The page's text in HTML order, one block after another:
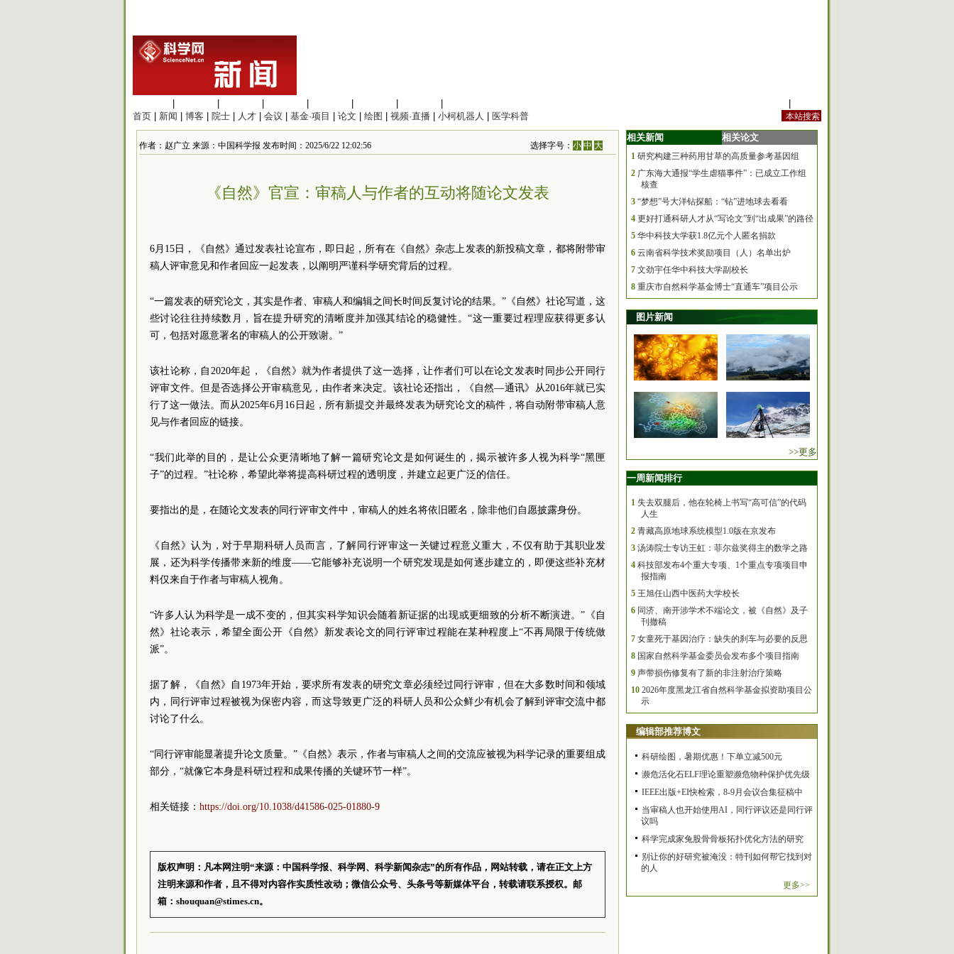
首页
新闻 博客 院士 人才 会议 基金·项目 论文 绘图 视频·直播 小柯机器人 医学科普
作者：赵广立 来源：中国科学报 发布时间：2025/6/22 12:02:56 选择字号：小 中 大
《自然》官宣：审稿人与作者的互动将随论文发表
6月15日，《自然》通过发表社论宣布，即日起，所有在《自然》杂志上发表的新投稿文章，都将附带审
稿人评审意见和作者回应一起发表，以阐明严谨科学研究背后的过程。
“一篇发表的研究论文，其实是作者、审稿人和编辑之间长时间反复讨论的结果。”《自然》社论写道，这
些讨论往往持续数月，旨在提升研究的清晰度并加强其结论的稳健性。“这一重要过程理应获得更多认
可，包括对愿意署名的审稿人的公开致谢。”
该社论称，自2020年起，《自然》就为作者提供了这一选择，让作者们可以在论文发表时同步公开同行
评审文件。但是否选择公开审稿意见，由作者来决定。该社论还指出，《自然—通讯》从2016年就已实
行了这一做法。而从2025年6月16日起，所有新提交并最终发表为研究论文的稿件，将自动附带审稿人意
见与作者回应的链接。
“我们此举的目的，是让公众更清晰地了解一篇研究论文是如何诞生的，揭示被许多人视为科学“黑匣
子”的过程。”社论称，希望此举将提高科研过程的透明度，并建立起更广泛的信任。
要指出的是，在随论文发表的同行评审文件中，审稿人的姓名将依旧匿名，除非他们自愿披露身份。
《自然》认为，对于早期科研人员而言，了解同行评审这一关键过程意义重大，不仅有助于其职业发
展，还为科学传播带来新的维度——它能够补充说明一个研究发现是如何逐步建立的，即便这些补充材
料仅来自于作者与审稿人视角。
“许多人认为科学是一成不变的，但其实科学知识会随着新证据的出现或更细致的分析不断演进。”《自
然》社论表示，希望全面公开《自然》新发表论文的同行评审过程能在某种程度上“不再局限于传统做
派”。
据了解，《自然》自1973年开始，要求所有发表的研究文章必须经过同行评审，但在大多数时间和领域
内，同行评审过程被视为保密内容，而这导致更广泛的科研人员和公众鲜少有机会了解到评审交流中都
讨论了什么。
“同行评审能显著提升论文质量。”《自然》表示，作者与审稿人之间的交流应被视为科学记录的重要组成
部分，“就像它本身是科研过程和成果传播的关键环节一样”。
相关链接： https://doi.org/10.1038/d41586-025-01880-9
版权声明：凡本网注明“来源：中国科学报、科学网、科学新闻杂志”的所有作品，网站转载，请在正文上方
注明来源和作者，且不得对内容作实质性改动；微信公众号、头条号等新媒体平台，转载请联系授权。邮
箱：shouquan@stimes.cn。
相关新闻 相关论文
1 研究构建三种药用甘草的高质量参考基因组
2 广东海大通报“学生虐猫事件”：已成立工作组
核查
3 “梦想”号大洋钻探船：“钻”进地球去看看
4 更好打通科研人才从“写论文”到“出成果”的路径
5 华中科技大学获1.8亿元个人匿名捐款
6 云南省科学技术奖励项目（人）名单出炉
7 文劲宇任华中科技大学副校长
8 重庆市自然科学基金博士“直通车”项目公示
图片新闻
>>更多
一周新闻排行
1 失去双腿后，他在轮椅上书写“高可信”的代码
人生
2 青藏高原地球系统模型1.0版在京发布
3 汤涛院士专访王虹：菲尔兹奖得主的数学之路
4 科技部发布4个重大专项、1个重点专项项目申
报指南
5 王旭任山西中医药大学校长
6 同济、南开涉学术不端论文，被《自然》及子
刊撤稿
7 女童死于基因治疗：缺失的刹车与必要的反思
8 国家自然科学基金委员会发布多个项目指南
9 声带损伤修复有了新的非注射治疗策略
10 2026年度黑龙江省自然科学基金拟资助项目公
示
编辑部推荐博文
科研绘图，暑期优惠！下单立减500元
濒危活化石ELF理论重塑濒危物种保护优先级
IEEE出版+EI快检索，8-9月会议合集征稿中
当审稿人也开始使用AI，同行评议还是同行评
议吗
科学完成家兔股骨骨板拓扑优化方法的研究
别让你的好研究被淹没：特刊如何帮它找到对
的人
更多>>